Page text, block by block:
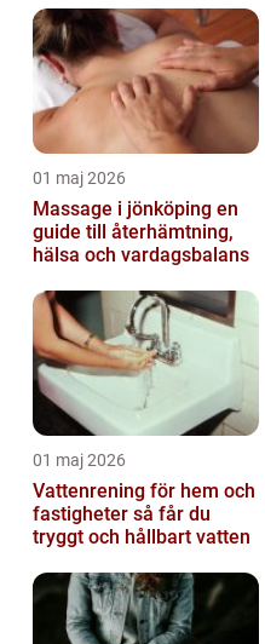
01 maj 2026
Massage i jönköping en
guide till återhämtning,
hälsa och vardagsbalans
01 maj 2026
Vattenrening för hem och
fastigheter så får du
tryggt och hållbart vatten